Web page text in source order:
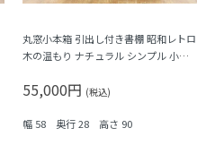
丸窓小本箱 引出し付き書棚 昭和レトロ
木の温もり ナチュラル シンプル 小ぶ
55,000円 (税込)
幅 58 奥行 28 高さ 90